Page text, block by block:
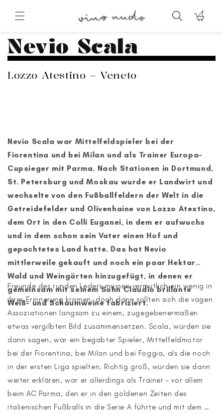
zum
Inhalt
Warenkorb
Nevio Scala
Lozzo Atestino – Veneto
Nevio Scala war Mittelfeldspieler bei der
Fiorentina und bei Milan und als Trainer Europa-
Cupsieger mit Parma. Nach Stationen in Dortmund,
St. Petersburg und Moskau wurde er Landwirt und
wechselte von den Fußballfeldern der Welt in die
Getreidefelder und Olivenhaine von Lozzo Atestino,
dem Ort in den Colli Euganei, in dem er aufwuchs
und in dem schon sein Vater einen Hof und
gepachtetes Land hatte. Das hat Nevio
mittlerweile gekauft und noch ein paar Hektar
Wald und Weingärten hinzugefügt, in denen er
gemeinsam mit seinem Sohn Claudio brillante
Weiß- und Schaumweine fabriziert.
Freunde des runden Leders müssen vermutlich ein wenig in
ihrer Erinnerung kramen, doch dann sollten sich die vagen
Assoziationen langsam zu einem, zugegebenermaßen
etwas vergilbten Bild zusammensetzen. Scala, würden sie
dann sagen, war ein begabter Spieler, Mittelfeldmotor
bei der Fiorentina, bei Milan und bei Foggia, als die noch
in der ersten Liga spielten. Richtig groß, würden sie dann
weiter erklären, war er allerdings als Trainer – vor allem
beim AC Parma, den er in den goldenen Zeiten des
italienischen Fußballs in die Serie A führte und mit dem er